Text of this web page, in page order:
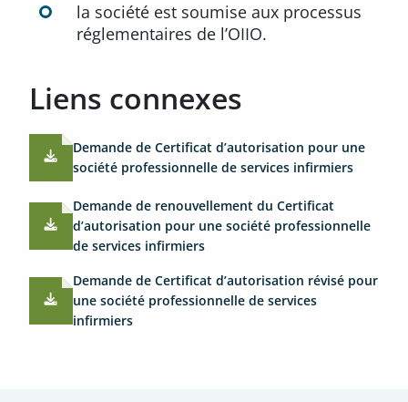
la société est soumise aux processus
réglementaires de l’OIIO.
Liens connexes
Demande de Certificat d’autorisation pour une
société professionnelle de services infirmiers
Demande de renouvellement du Certificat
d’autorisation pour une société professionnelle
de services infirmiers
Demande de Certificat d’autorisation révisé pour
une société professionnelle de services
infirmiers